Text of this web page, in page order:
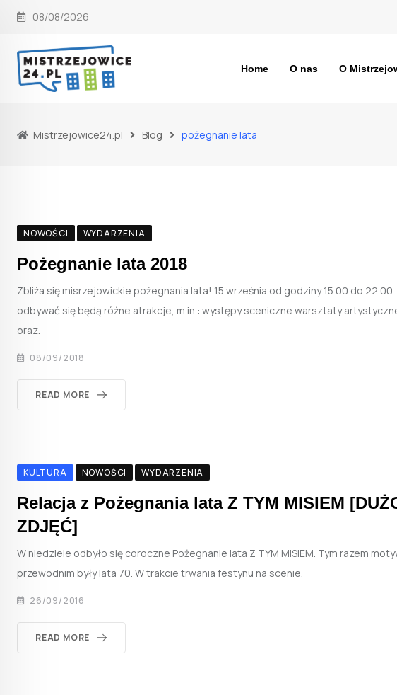
Skip
content
08/08/2026
Home O nas O
Mistrzejowice24.pl Blog pożegnanie lata
NOWOŚCI WYDARZENIA
Pożegnanie lata 2018
Zbliża się misrzejowickie pożegnania lata! 15 września od godziny 15.00 do 22.00
odbywać się będą różne atrakcje, m.in.: występy sceniczne warsztaty
oraz.
08/09/2018
READ MORE
KULTURA NOWOŚCI WYDARZENIA
Relacja z Pożegnania lata Z TYM MISIEM
ZDJĘĆ]
W niedziele odbyło się coroczne Pożegnanie lata Z TYM MISIEM. Tym razem
przewodnim były lata 70. W trakcie trwania festynu na scenie.
26/09/2016
READ MORE